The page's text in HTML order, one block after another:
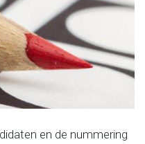
en de nummering